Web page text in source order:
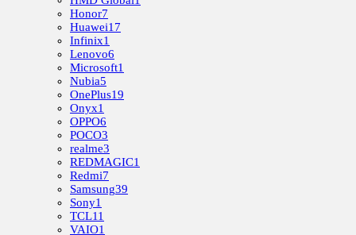
Honor7
Huawei17
Infinix1
Lenovo6
Microsoft1
Nubia5
OnePlus19
Onyx1
OPPO6
POCO3
realme3
REDMAGIC1
Redmi7
Samsung39
Sony1
TCL11
VAIO1